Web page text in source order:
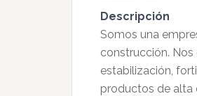
Descripción
Somos una
construcción.
estabilización,
productos de alta